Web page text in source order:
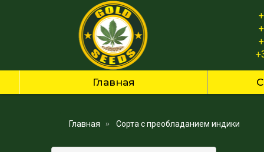
Главная
Главная Сорта с преобладанием индики